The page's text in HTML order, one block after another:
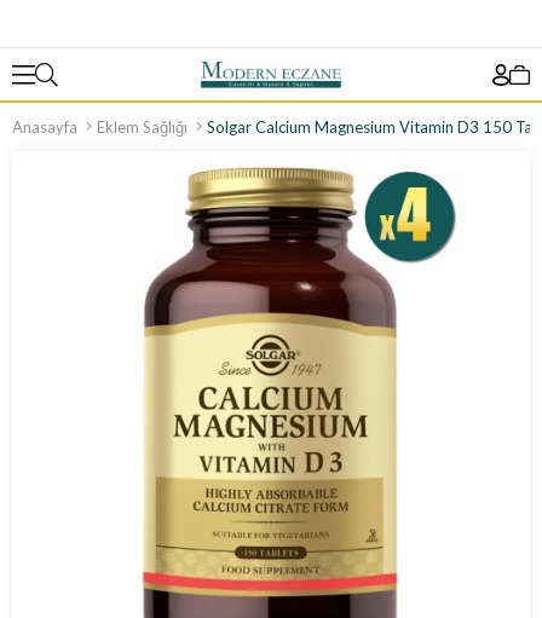
Anasayfa Eklem Sağlığı Solgar Calcium Magnesium Vitamin D3 150